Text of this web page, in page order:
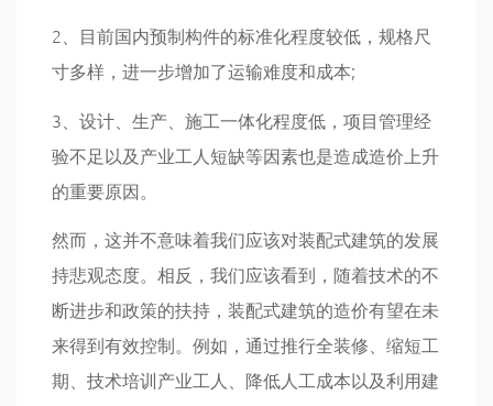
2、目前国内预制构件的标准化程度较低，规格尺
寸多样，进一步增加了运输难度和成本;
3、设计、生产、施工一体化程度低，项目管理经
验不足以及产业工人短缺等因素也是造成造价上升
的重要原因。
然而，这并不意味着我们应该对装配式建筑的发展
持悲观态度。相反，我们应该看到，随着技术的不
断进步和政策的扶持，装配式建筑的造价有望在未
来得到有效控制。例如，通过推行全装修、缩短工
期、技术培训产业工人、降低人工成本以及利用建